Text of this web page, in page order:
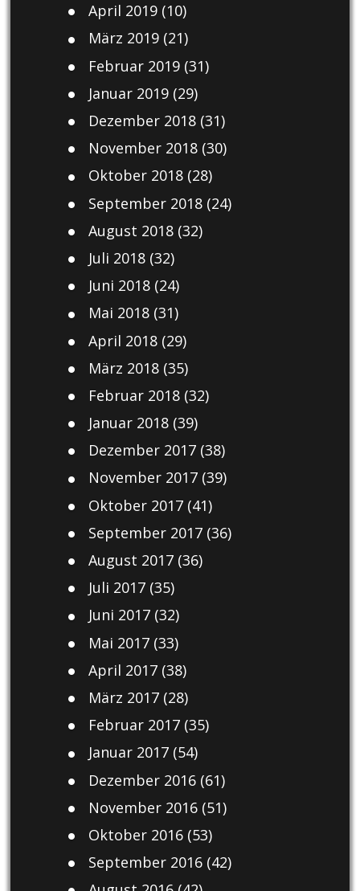
April 2019(10)
März 2019(21)
Februar 2019(31)
Januar 2019(29)
Dezember 2018(31)
November 2018(30)
Oktober 2018(28)
September 2018(24)
August 2018(32)
Juli 2018(32)
Juni 2018(24)
Mai 2018(31)
April 2018(29)
März 2018(35)
Februar 2018(32)
Januar 2018(39)
Dezember 2017(38)
November 2017(39)
Oktober 2017(41)
September 2017(36)
August 2017(36)
Juli 2017(35)
Juni 2017(32)
Mai 2017(33)
April 2017(38)
März 2017(28)
Februar 2017(35)
Januar 2017(54)
Dezember 2016(61)
November 2016(51)
Oktober 2016(53)
September 2016(42)